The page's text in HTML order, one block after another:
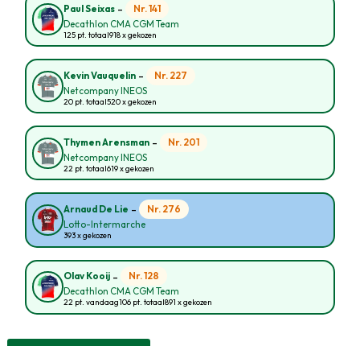
Paul Seixas - Nr. 141
Decathlon CMA CGM Team
125 pt. totaal918 x gekozen
Kevin Vauquelin - Nr. 227
Netcompany INEOS
20 pt. totaal520 x gekozen
Thymen Arensman - Nr. 201
Netcompany INEOS
22 pt. totaal619 x gekozen
Arnaud De Lie - Nr. 276
Lotto-Intermarche
393 x gekozen
Olav Kooij - Nr. 128
Decathlon CMA CGM Team
22 pt. vandaag106 pt. totaal891 x gekozen